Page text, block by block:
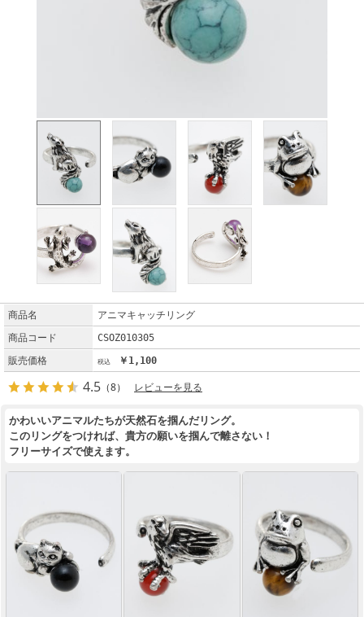
商品名
アニマキャッチリング
商品コード
CSOZ010305
販売価格
￥1,100
4.5 （8） レビューを見る
かわいいアニマルたちが天然石を掴んだリング。
このリングをつければ、貴方の願いを掴んで離さない！
フリーサイズで使えます。